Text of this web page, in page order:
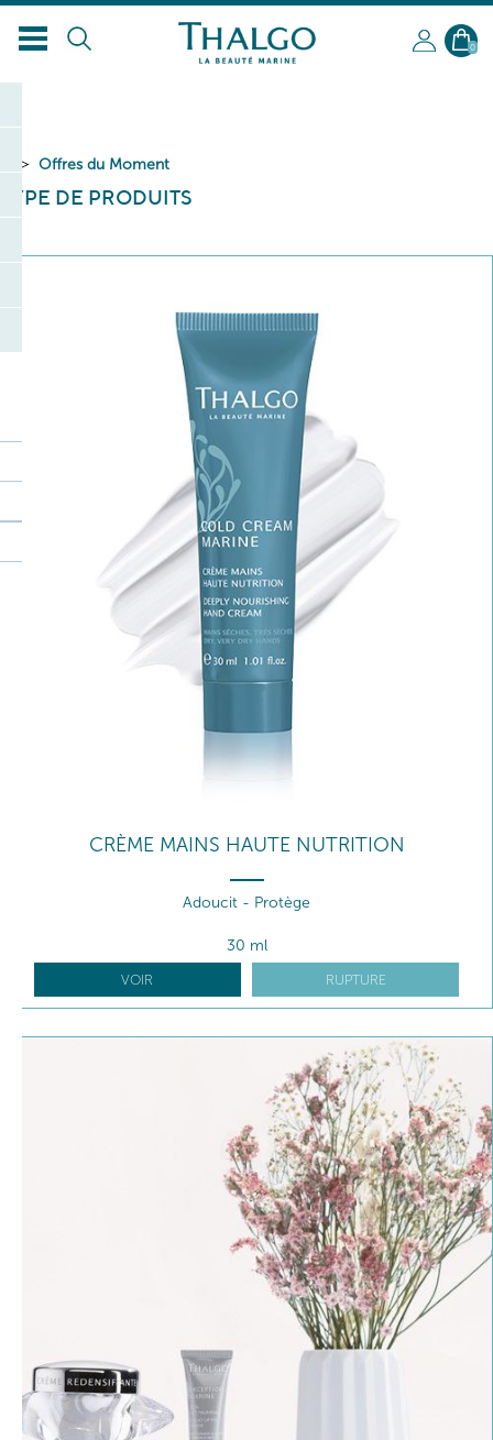
FR
0
Offres du Moment
TYPE DE PRODUITS
CRÈME MAINS HAUTE NUTRITION
Adoucit - Protège
30 ml
VOIR RUPTURE